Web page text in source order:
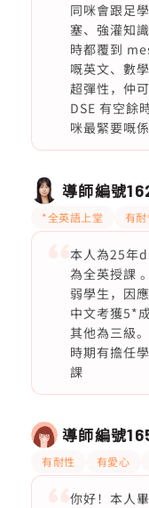
同咪會跟足
塞、強灌知
時都覆到
嘅英文、數
超彈性，仲
DSE 有空餘
咪最緊要嘅
導師編號
*全英語上堂 有耐
本人為25年
為全英授課
弱學生，因
中文考獲5*
其他為三級
時期有擔任
課
導師編號
有耐性 有愛心
你好！本人